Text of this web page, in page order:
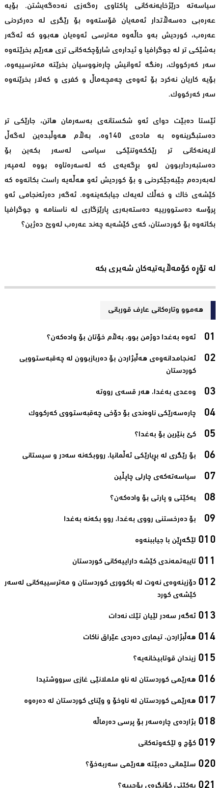
سیاسەتە درێژخایەنەكانی پاكتاوی رەگەزی نەدەگەیشتن. بۆیە
عەرەبی دەسەڵاتدار ئەمەیان قۆستەوە بۆ رێگری لە دەركردنی
عەرەب، كوردیش بەو حاڵەوە مەترسی ئەوەیان هەبوو كە ئەگەر
بەشێكی تر لە جوگرافیا و ئیدارەی شارۆچكەكانی تری هەرێم بخرێتەوە
سەر كەركووك، رەنگە ئەوانیش چارەنووسیان بخرێتە مەترسییەوە،
بۆیە كاریان نەكرد بۆ ئەوەی چەمچەماڵ و كفری و كەلار بخرێنەوە
سەر كەركووك.
ئێستا دەبێت دوای ئەو شكستانەی بەسەرمان هاتن، جارێكی تر
دەستبگرینەوە بە مادەی 140وە، بەڵام هەوڵبدەین لەگەڵ
لایەنەكانی تر رێككەوتنێكی سیاسی لەسەر بكەین بۆ
دەستبەرداربوون لەو بڕگەیەی كە لەسەرەتاوە بووە لەمپەر
لەبەردەم جێبەجێكردنی و بۆ كوردیش ئەو هەڵەیە راست بكاتەوە كە
كێشەی خاك و خەڵك لەیەك جیابكەینەوە. ئەگەر دەرئەنجامی ئەو
پرۆسە دەستوورییە دەستەبەری پارێزگاری لە ناسنامە و جوگرافیا
بكاتەوە بۆ كوردستان، كەی كێشەیە چەند عەرەب لەوێ‌ دەژین؟
لە تۆڕە کۆمەڵایەتیەکان شەیری بکە
هەموو وتارەکانی عارف قوربانی
ئەوە بەغدا دوژمن بوو، بەڵام خۆتان بۆ وادەکەن؟‌
ئەنجامدانەوەى هەڵبژاردن بۆ دەربازبوون لە چەقبەستوویى
کوردستان‌
وەعدى بەغدا، هەر قسەى رووتە‌
چارەسەرێکى ناوەندى بۆ دۆخى چەقبەستووى کەرکووک‌
کێ بنێرین بۆ بەغدا؟‌
بۆ رێگری لە بڕیارێکى ئەڵمانیا، رووبکەنە سەدر و سیستانى‌
سیاسەتەکەى چارلى چاپڵین‌
یەکێتی و پارتی بۆ وادەکەن؟‌
بۆ دەرخستنی رووی بەغدا، روو بکەنە بەغدا‌
لێگه‌ڕێن با جیاببنه‌وه‌‌
تایبه‌تمه‌ندی كێشه‌ داراییه‌كانی کوردستان‌
دۆزینه‌وه‌ی نه‌وت له‌ باكووری كوردستان و مه‌ترسییه‌كانی له‌سه‌ر
كێشه‌ی كورد‌
ئه‌گه‌ر سه‌در لێیان تێك نه‌دات‌
هه‌ڵبژاردن، تیماری ده‌ردی عێراق ناكات‌
زیندان قوتابیخانه‌یه‌؟‌
هه‌رێمی كوردستان له‌ ناو ململانێی غازی سرووشتیدا‌
هه‌رێمی كوردستان له‌ ناوخۆ و وێنای كوردستان له‌ ده‌ره‌وه‌
بژارده‌ی چاره‌سه‌ر بۆ پرسی ده‌رماڵه‌‌
كۆچ و لێكه‌وته‌كانی‌
سلێمانی ده‌بێته‌ هه‌رێمی سه‌ربه‌خۆ؟‌